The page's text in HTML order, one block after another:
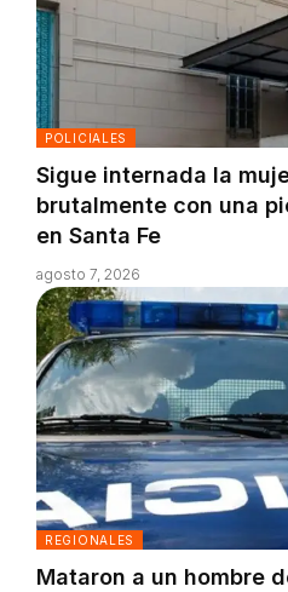
POLICIALES
Sigue internada la
brutalmente con una
en Santa Fe
agosto 7, 2026
REGIONALES
Mataron a un hombre